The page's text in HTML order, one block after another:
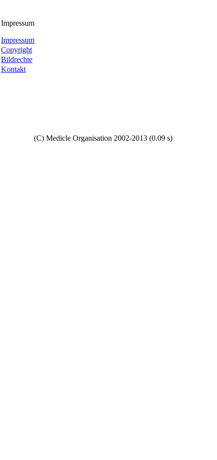
Impressum
Impressum
Copyright
Bildrechte
Kontakt
(C) Medicle Organisation 2002-2013 (0.09 s)